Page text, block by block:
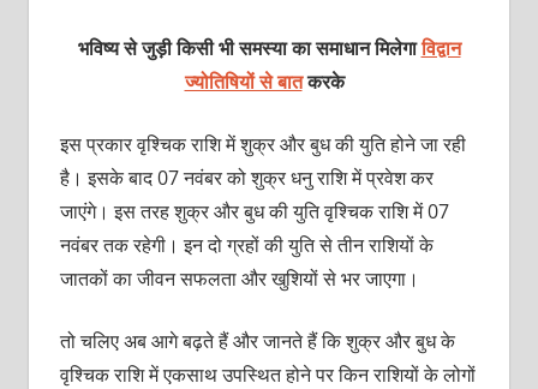
भविष्य से जुड़ी किसी भी समस्या का समाधान मिलेगाविद्वान
ज्योतिषियों से बातकरके
इस प्रकार वृश्चिक राशि में शुक्र और बुध की यु‍ति होने जा रही
है। इसके बाद 07 नवंबर को शुक्र धनु राशि में प्रवेश कर
जाएंगे। इस तरह शुक्र और बुध की युति वृश्चिक राशि में 07
नवंबर तक रहेगी। इन दो ग्रहों की युति से तीन राशियों के
जातकों का जीवन सफलता और खुशियों से भर जाएगा।
तो चलिए अब आगे बढ़ते हैं और जानते हैं कि शुक्र और बुध के
वृश्चिक राशि में एकसाथ उपस्थित होने पर किन राशियों के लोगों